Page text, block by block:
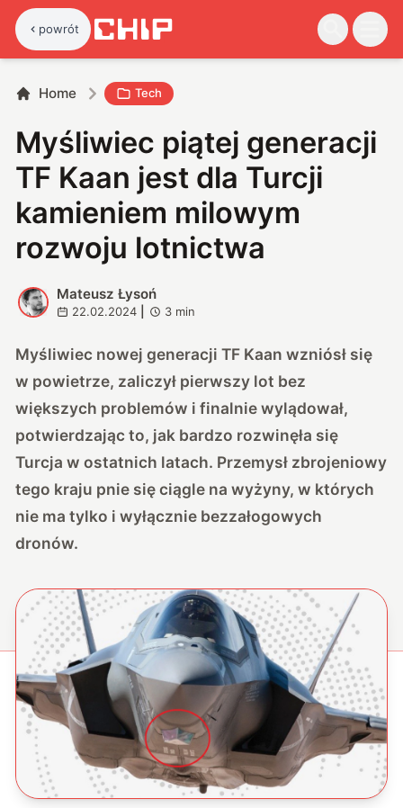
powrót
Home Tech
Myśliwiec piątej generacji
TF Kaan jest dla Turcji
kamieniem milowym
rozwoju lotnictwa
M
Mateusz Łysoń
22.02.2024 3 min
Myśliwiec nowej generacji TF Kaan wzniósł się
w powietrze, zaliczył pierwszy lot bez
większych problemów i finalnie wylądował,
potwierdzając to, jak bardzo rozwinęła się
Turcja w ostatnich latach. Przemysł zbrojeniowy
tego kraju pnie się ciągle na wyżyny, w których
nie ma tylko i wyłącznie bezzałogowych
dronów.